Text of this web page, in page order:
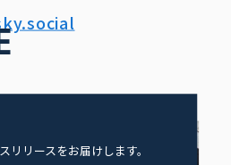
リリースをお届けします。